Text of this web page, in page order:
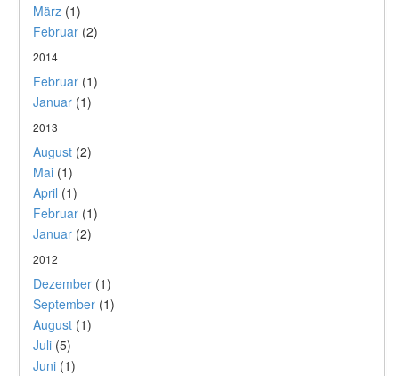
März (1)
Februar (2)
2014
Februar (1)
Januar (1)
2013
August (2)
Mai (1)
April (1)
Februar (1)
Januar (2)
2012
Dezember (1)
September (1)
August (1)
Juli (5)
Juni (1)